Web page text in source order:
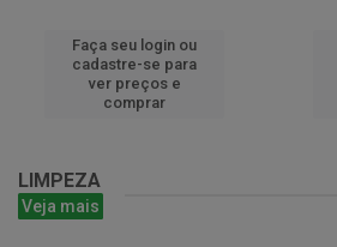
Faça seu login ou
cadastre-se para
ver preços e
comprar
LIMPEZA
Veja mais